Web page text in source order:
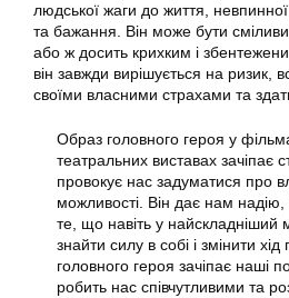
людської жаги до життя, невпинної
та бажання. Він може бути
або ж досить крихким і
він завжди вирішується на ризик,
своїми власними страхами та
Образ головного героя у
театральних виставах зачіпає
провокує нас задуматися про
можливості. Він дає нам надію,
те, що навіть у
знайти силу в собі і змінити
головного героя зачіпає наші
робить нас співчутливими та